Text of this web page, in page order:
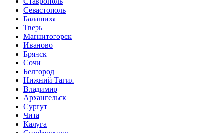
Севастополь
Балашиха
Тверь
Магнитогорск
Иваново
Брянск
Сочи
Белгород
Нижний Тагил
Владимир
Архангельск
Сургут
Чита
Калуга